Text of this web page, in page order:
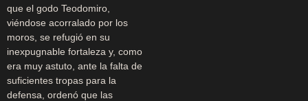
que el godo Teodomiro,
viéndose acorralado por los
moros, se refugió en su
inexpugnable fortaleza y, como
era muy astuto, ante la falta de
suficientes tropas para la
defensa, ordenó que las